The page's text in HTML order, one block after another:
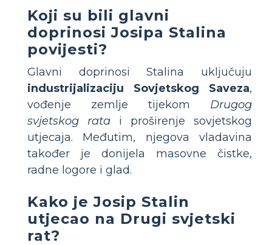
Koji su bili glavni
doprinosi Josipa Stalina
povijesti?
Glavni doprinosi Stalina uključuju
industrijalizaciju Sovjetskog Saveza,
vođenje zemlje tijekom Drugog
svjetskog rata i proširenje sovjetskog
utjecaja. Međutim, njegova vladavina
također je donijela masovne čistke,
radne logore i glad.
Kako je Josip Stalin
utjecao na Drugi svjetski
rat?